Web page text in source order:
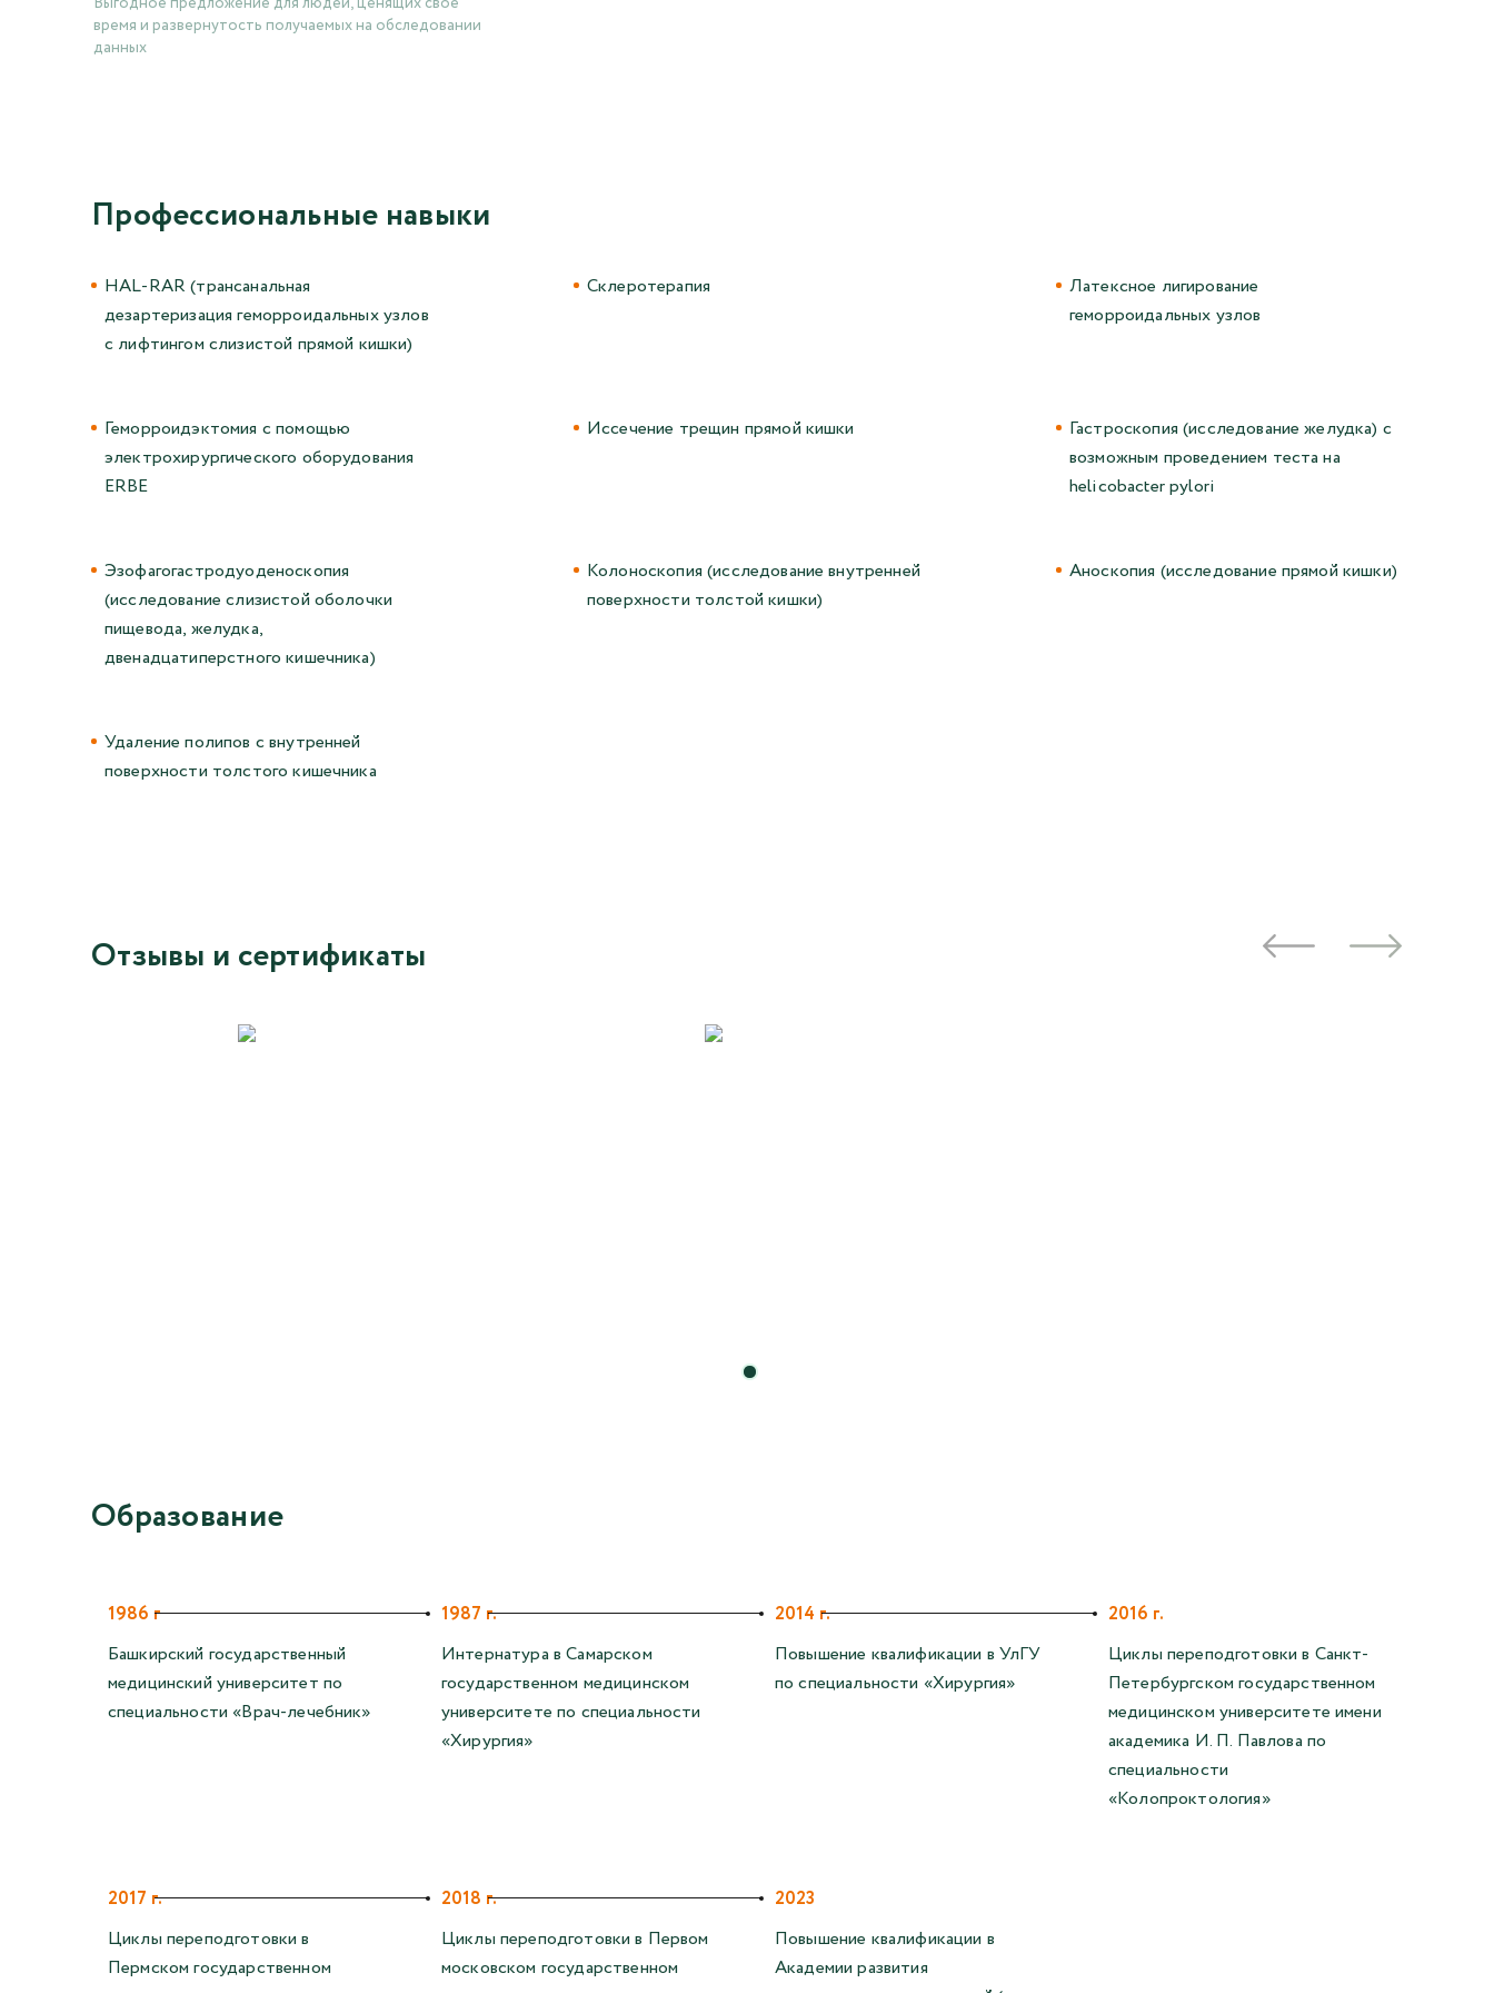
время и развернутость получаемых на обследовании
данных
Профессиональные навыки
HAL-RAR (трансанальная
дезартеризация геморроидальных узлов
с лифтингом слизистой прямой кишки)
Склеротерапия
Латексное лигирование
геморроидальных узлов
Геморроидэктомия с помощью
электрохирургического оборудования
ERBE
Иссечение трещин прямой кишки
Гастроскопия (исследование желудка) с
возможным проведением теста на
helicobacter pylori
Эзофагогастродуоденоскопия
(исследование слизистой оболочки
пищевода, желудка,
двенадцатиперстного кишечника)
Колоноскопия (исследование внутренней
поверхности толстой кишки)
Аноскопия (исследование прямой кишки)
Удаление полипов с внутренней
поверхности толстого кишечника
Отзывы и сертификаты
Образование
1986 г
Башкирский государственный
медицинский университет по
специальности «Врач-лечебник»
1987 г.
Интернатура в Самарском
государственном медицинском
университете по специальности
«Хирургия»
2014 г.
Повышение квалификации в УлГУ
по специальности «Хирургия»
2016 г.
Циклы переподготовки в Санкт-
Петербургском государственном
медицинском университете имени
академика И. П. Павлова по
специальности
«Колопроктология»
2017 г.
Циклы переподготовки в
Пермском государственном
2018 г.
Циклы переподготовки в Первом
московском государственном
2023
Повышение квалификации в
Академии развития